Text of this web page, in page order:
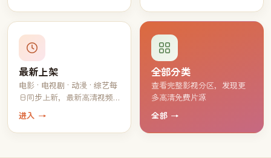
最新上架
电影 · 电视剧 · 动漫 · 综艺每
日同步上新，最新高清视频
持续免费观看
进入 →
全部分类
查看完整影视分区，发现更
多高清免费片源
全部 →